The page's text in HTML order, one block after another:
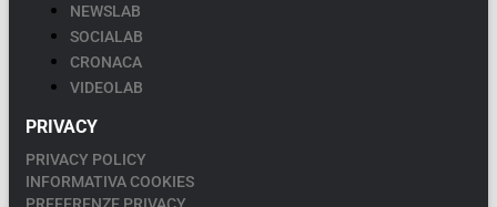
NEWSLAB
SOCIALAB
CRONACA
VIDEOLAB
PRIVACY
PRIVACY POLICY
INFORMATIVA COOKIES
PREFERENZE PRIVACY